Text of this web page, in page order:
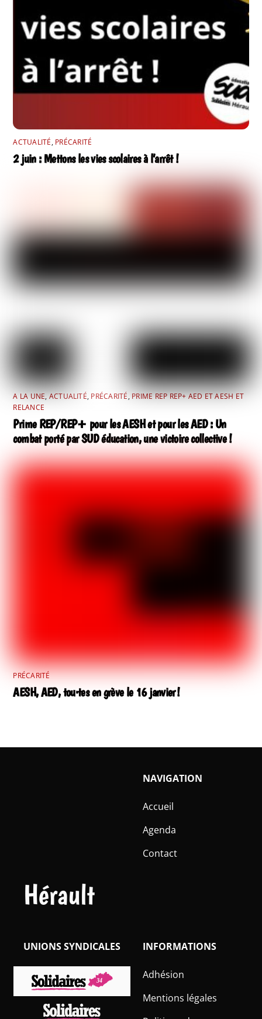
ACTUALITÉ, PRÉCARITÉ
2 juin : Mettons les vies scolaires à l’arrêt !
A LA UNE,ACTUALITÉ, PRÉCARITÉ, PRIME REP REP+ AED ET AESH ET
RELANCE
Prime REP/REP+ pour les AESH et pour les AED : Un
combat porté par SUD éducation, une victoire collective !
PRÉCARITÉ
AESH, AED, tou·tes en grève le 16 janvier !
Hérault
NAVIGATION
Accueil
Agenda
Contact
INFORMATIONS
Adhésion
Mentions légales
UNIONS SYNDICALES